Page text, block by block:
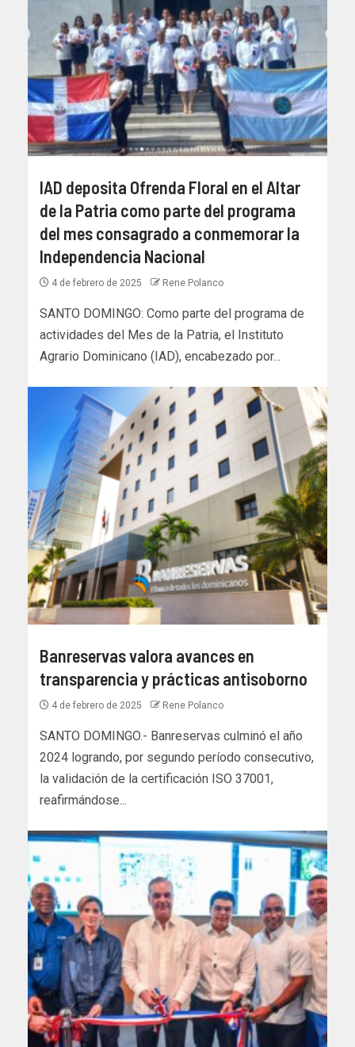
IAD deposita Ofrenda Floral en el Altar
de la Patria como parte del programa
del mes consagrado a conmemorar la
Independencia Nacional
4 de febrero de 2025 Rene Polanco
SANTO DOMINGO: Como parte del programa de
actividades del Mes de la Patria, el Instituto
Agrario Dominicano (IAD), encabezado por...
Banreservas valora avances en
transparencia y prácticas antisoborno
4 de febrero de 2025 Rene Polanco
SANTO DOMINGO.- Banreservas culminó el año
2024 logrando, por segundo período consecutivo,
la validación de la certificación ISO 37001,
reafirmándose...